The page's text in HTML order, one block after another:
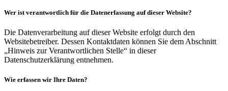
Wer ist verantwortlich für die Datenerfassung auf dieser Website?
Die Datenverarbeitung auf dieser Website erfolgt durch den
Websitebetreiber. Dessen Kontaktdaten können Sie dem Abschnitt
„Hinweis zur Verantwortlichen Stelle“ in dieser
Datenschutzerklärung entnehmen.
Wie erfassen wir Ihre Daten?